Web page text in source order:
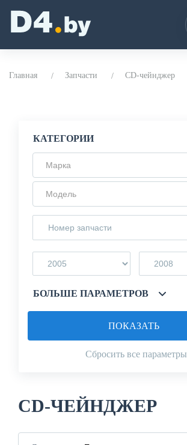
Главная Запчасти CD-чейнджер
КАТЕГОРИИ
Марка
Модель
БОЛЬШЕ ПАРАМЕТРОВ
Сбросить все параметры
ПОКАЗАТЬ
CD-ЧЕЙНДЖЕР